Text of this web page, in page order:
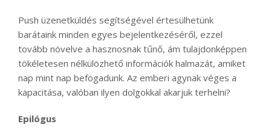
Push üzenetküldés segítségével értesülhetünk
barátaink minden egyes bejelentkezéséről, ezzel
tovább növelve a hasznosnak tűnő, ám tulajdonképpen
tökéletesen nélkülözhető információk halmazát, amiket
nap mint nap befogadunk. Az emberi agynak véges a
kapacitása, valóban ilyen dolgokkal akarjuk terhelni?
Epilógus